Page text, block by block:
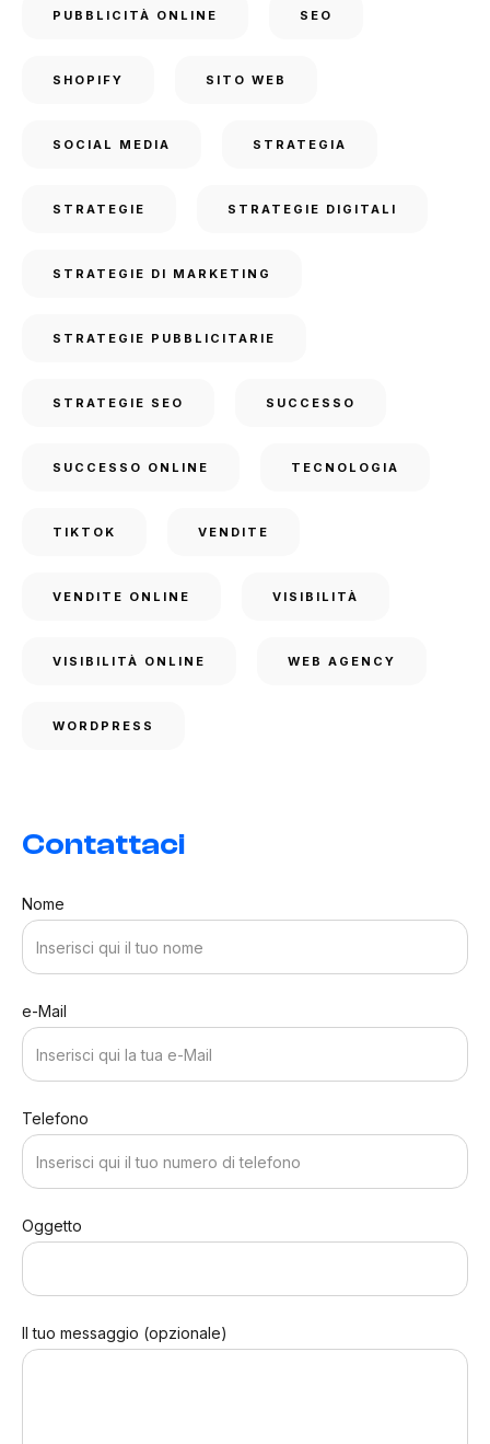
PUBBLICITÀ ONLINE SEO
SHOPIFY SITO WEB
SOCIAL MEDIA STRATEGIA
STRATEGIE STRATEGIE DIGITALI
STRATEGIE DI MARKETING
STRATEGIE PUBBLICITARIE
STRATEGIE SEO SUCCESSO
SUCCESSO ONLINE TECNOLOGIA
TIKTOK VENDITE
VENDITE ONLINE VISIBILITÀ
VISIBILITÀ ONLINE WEB AGENCY
WORDPRESS
Contattaci
Nome
e-Mail
Telefono
Oggetto
Il tuo messaggio (opzionale)